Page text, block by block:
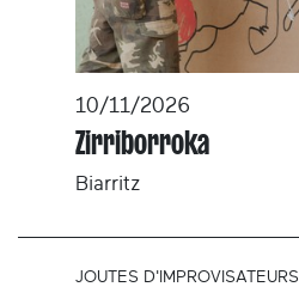
10/11/2026
Zirriborroka
Biarritz
JOUTES D'IMPROVISATEURS